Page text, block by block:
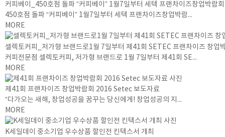
커피베이_450호점 돌파 “커피베이” 1월7일부터 세텍 프랜차이즈창업박람
450호점 돌파 “커피베이” 1월7일부터 세텍 프랜차이즈창업박람...
MORE
셀렉토커피_저가형 브랜드로1월 7일부터 제41회 SETEC 프랜차이즈 창업
커피전문점 셀렉토커피, 저가형 브랜드로 1월 7일부터 제41회 SE...
MORE
제41회 프랜차이즈 창업박람회 2016 Setec 보도자료
“다가오는 새해, 창업성공을 꿈꾸는 당신에게! 창업성공의 지...
MORE
K세일데이 중소기업 우수상품 할인전 킨텍스서 개최